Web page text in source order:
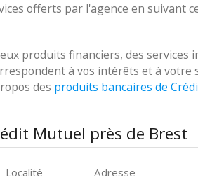
offerts par l'agence en suivant
produits financiers, des services
à vos intérêts et à votre
des produits bancaires de
Mutuel près de Brest
Localité Adresse